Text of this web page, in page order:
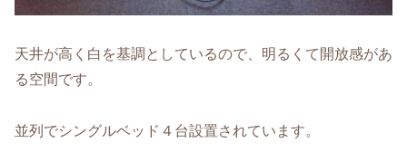
天井が高く白を基調としているので、明るくて開放感があ
る空間です。
並列でシングルベッド４台設置されています。